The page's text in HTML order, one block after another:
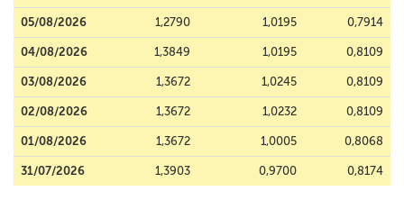
05/08/2026 1,2790 1,0195 0,7914
04/08/2026 1,3849 1,0195 0,8109
03/08/2026 1,3672 1,0245 0,8109
02/08/2026 1,3672 1,0232 0,8109
01/08/2026 1,3672 1,0005 0,8068
31/07/2026 1,3903 0,9700 0,8174